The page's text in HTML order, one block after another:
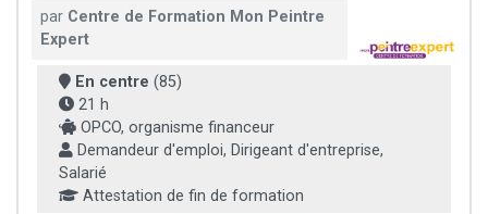
par Centre de Formation Mon Peintre
Expert
En centre (85)
21 h
OPCO, organisme financeur
Demandeur d'emploi, Dirigeant d'entreprise,
Salarié
Attestation de fin de formation